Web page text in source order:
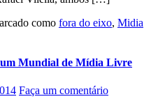
como fora do eixo, Midia
Mundial de Mídia Livre
Faça um comentário